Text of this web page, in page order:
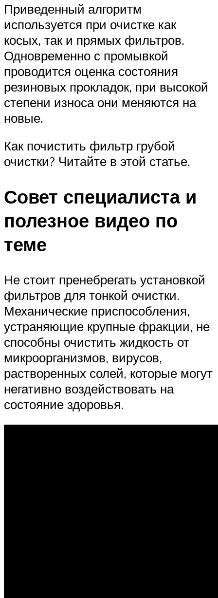
Приведенный алгоритм
используется при очистке как
косых, так и прямых фильтров.
Одновременно с промывкой
проводится оценка состояния
резиновых прокладок, при высокой
степени износа они меняются на
новые.
Как почистить фильтр грубой
очистки? Читайте в этой статье.
Совет специалиста и
полезное видео по
теме
Не стоит пренебрегать установкой
фильтров для тонкой очистки.
Механические приспособления,
устраняющие крупные фракции, не
способны очистить жидкость от
микроорганизмов, вирусов,
растворенных солей, которые могут
негативно воздействовать на
состояние здоровья.